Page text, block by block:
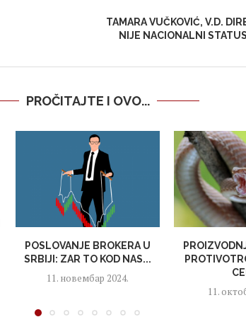
TAMARA VUČKOVIĆ, V.D.
NIJE NACIONALNI
PROČITAJTE I OVO...
POSLOVANJE BROKERA U
SRBIJI: ZAR TO KOD NAS...
11. новембар 2024.
11.